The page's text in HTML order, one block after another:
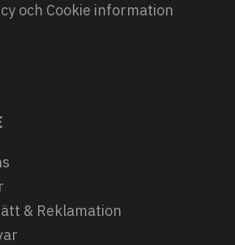
och Cookie information
& Reklamation